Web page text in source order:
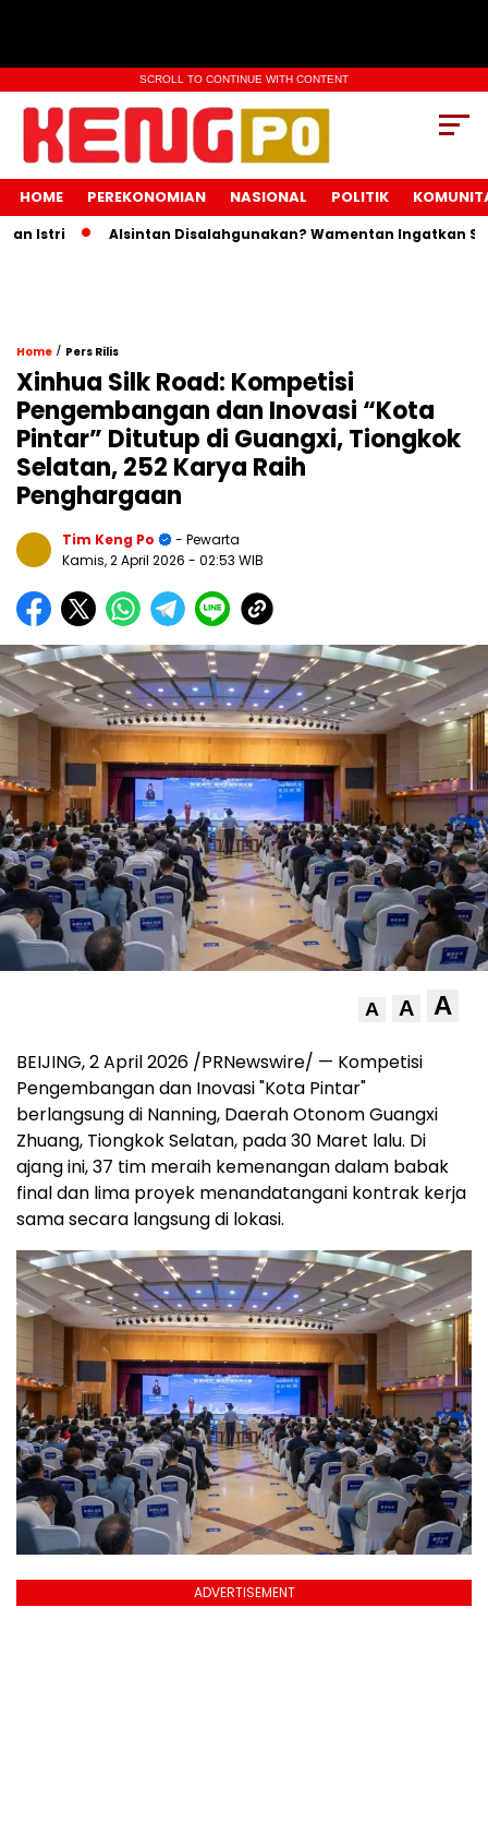
SCROLL TO CONTINUE WITH CONTENT
HOME PEREKONOMIAN NASIONAL POLITIK
Alsintan Disalahgunakan? Wamentan Ingatkan
Home / Pers Rilis
Xinhua Silk Road: Kompetisi
Pengembangan dan Inovasi “Kota
Pintar” Ditutup di Guangxi, Tiongkok
Selatan, 252 Karya Raih
Penghargaan
Tim Keng Po
- Pewarta
Kamis, 2 April 2026 - 02:53 WIB
A A A
BEIJING,2 April 2026 /PRNewswire/ — Kompetisi
Pengembangan dan Inovasi "Kota Pintar"
berlangsung di Nanning, Daerah Otonom Guangxi
Zhuang, Tiongkok Selatan, pada 30 Maret lalu. Di
ajang ini, 37 tim meraih kemenangan dalam babak
final dan lima proyek menandatangani kontrak kerja
sama secara langsung di lokasi.
ADVERTISEMENT